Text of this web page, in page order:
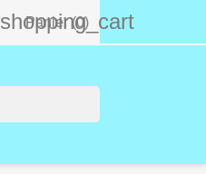
shopping_cart
Panier (0)